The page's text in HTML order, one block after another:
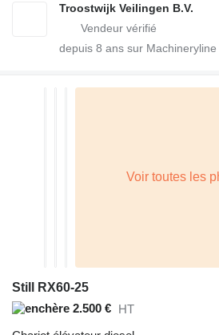
Troostwijk Veilingen B.V.
depuis 8 ans sur Machineryline
Still RX60-25
2.500 € HT